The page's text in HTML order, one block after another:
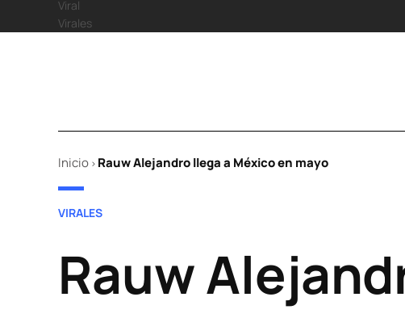
Viral
Virales
Inicio > Rauw Alejandro llega a México en mayo
POSTED
VIRALES
Rauw